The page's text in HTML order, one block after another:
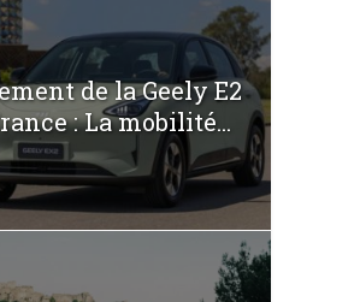
de la Geely E2
: La mobilité...